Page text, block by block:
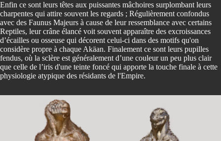
Enfin ce sont leurs têtes aux puissantes mâchoires surplombant leurs
charpentes qui attire souvent les regards ; Régulièrement confondus
avec des Faunus Majeurs à cause de leur ressemblance avec certains
Reptiles, leur crâne élancé voit souvent apparaître des excroissances
d’écailles ou osseuse qui décorent celui-ci dans des motifs qu'on
considère propre à chaque Akäan. Finalement ce sont leurs pupilles
fendus, où la sclère est généralement d’une couleur un peu plus clair
que celle de l’iris d'une teinte foncé qui apporte la touche finale à cette
physiologie atypique des résidants de l'Empire.